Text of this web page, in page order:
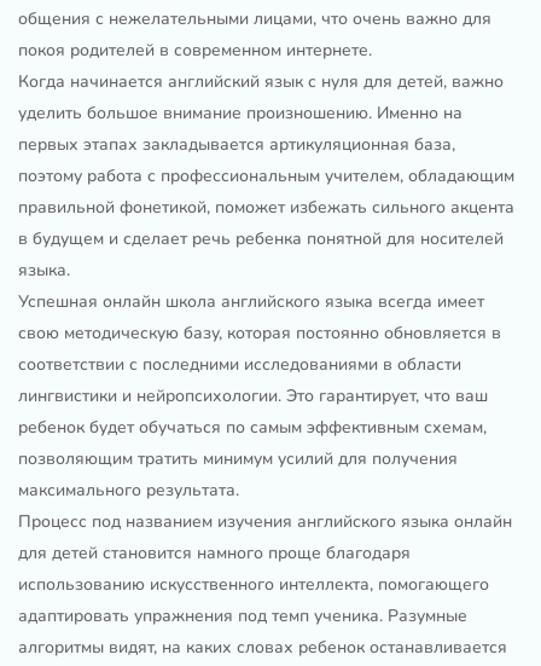
общения с нежелательными лицами, что очень важно для
покоя родителей в современном интернете.
Когда начинается английский язык с нуля для детей, важно
уделить большое внимание произношению. Именно на
первых этапах закладывается артикуляционная база,
поэтому работа с профессиональным учителем, обладающим
правильной фонетикой, поможет избежать сильного акцента
в будущем и сделает речь ребенка понятной для носителей
языка.
Успешная онлайн школа английского языка всегда имеет
свою методическую базу, которая постоянно обновляется в
соответствии с последними исследованиями в области
лингвистики и нейропсихологии. Это гарантирует, что ваш
ребенок будет обучаться по самым эффективным схемам,
позволяющим тратить минимум усилий для получения
максимального результата.
Процесс под названием изучения английского языка онлайн
для детей становится намного проще благодаря
использованию искусственного интеллекта, помогающего
адаптировать упражнения под темп ученика. Разумные
алгоритмы видят, на каких словах ребенок останавливается